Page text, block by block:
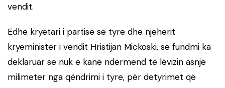
vendit.
Edhe kryetari i partisë së tyre dhe njëherit
kryeministër i vendit Hristijan Mickoski, së fundmi ka
deklaruar se nuk e kanë ndërmend të lëvizin asnjë
milimeter nga qëndrimi i tyre, për detyrimet që